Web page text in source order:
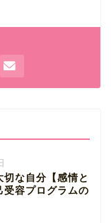
切な自分【感情と
受容プログラムの